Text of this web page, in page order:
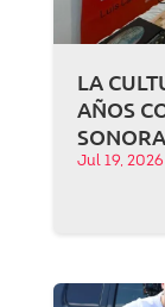
LA
AÑOS
Jul 19, 2026